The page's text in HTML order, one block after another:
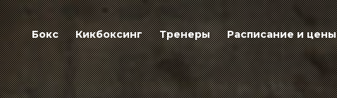
Бокс Кикбоксинг Тренеры Расписание и цены